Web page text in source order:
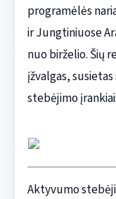
programėlės
ir Jungtiniuose
nuo birželio. Šių
įžvalgas,
stebėjimo
Aktyvumo